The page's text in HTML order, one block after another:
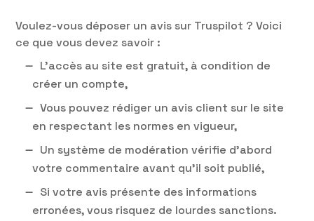
Voulez-vous déposer un avis sur Truspilot ? Voici
ce que vous devez savoir :
L’accès au site est gratuit, à condition de
créer un compte,
Vous pouvez rédiger un avis client sur le site
en respectant les normes en vigueur,
Un système de modération vérifie d’abord
votre commentaire avant qu’il soit publié,
Si votre avis présente des informations
erronées, vous risquez de lourdes sanctions.